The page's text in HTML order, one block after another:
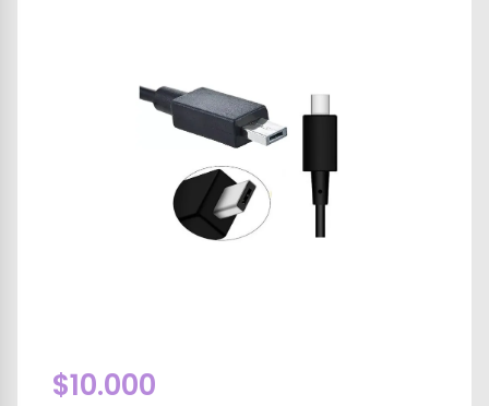
$10.000